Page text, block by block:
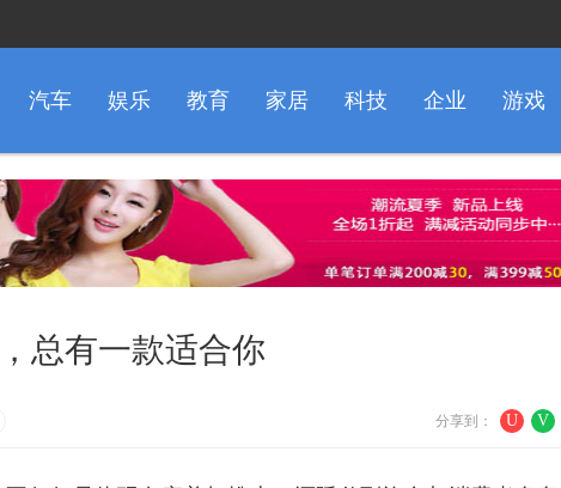
汽车 娱乐 教育 家居 科技 企业 游戏
总有一款适合你
U V
分享到：